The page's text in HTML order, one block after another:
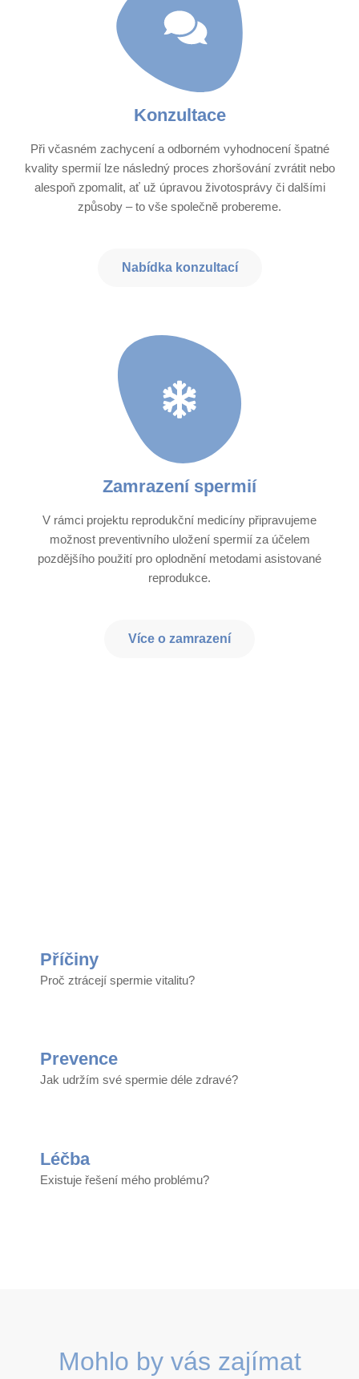
Konzultace​
Při včasném zachycení a odborném vyhodnocení špatné
kvality spermií lze následný proces zhoršování zvrátit nebo
alespoň zpomalit, ať už úpravou životosprávy či dalšími
způsoby – to vše společně probereme.
Nabídka konzultací
Zamrazení spermií​
V rámci projektu reprodukční medicíny připravujeme
možnost preventivního uložení spermií za účelem
pozdějšího použití pro oplodnění metodami asistované
reprodukce.
Více o zamrazení
Příčiny​
Proč ztrácejí spermie vitalitu?​
Prevence​
Jak udržím své spermie déle zdravé?​
Léčba​
Existuje řešení mého problému?​
Mohlo by vás zajímat